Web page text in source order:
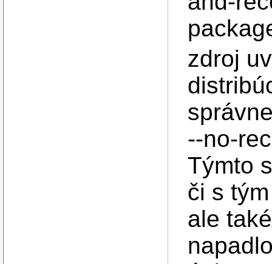
zdroj
--no-
Týmto
či s
ale